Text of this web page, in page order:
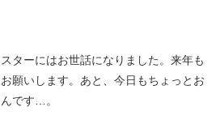
ターにはお世話になりました。来年も
願いします。あと、今日もちょっとお
です…。